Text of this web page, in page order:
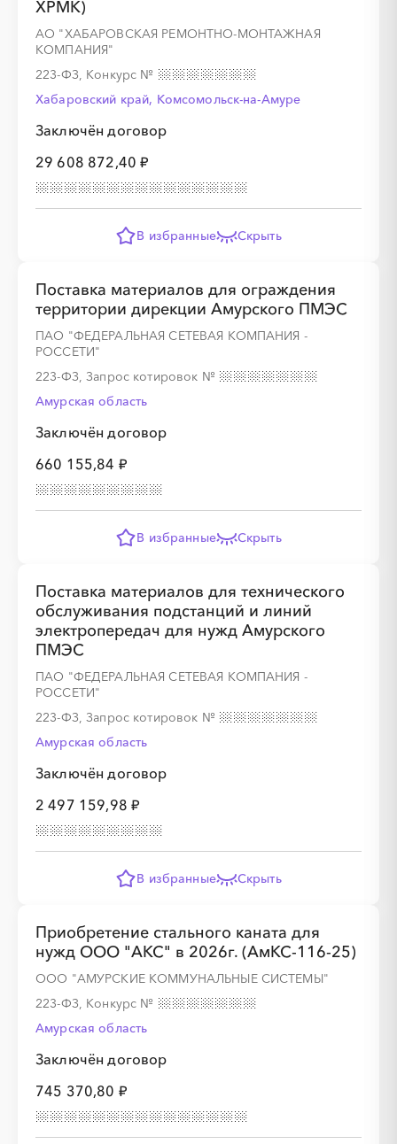
ХРМК)
АО "ХАБАРОВСКАЯ РЕМОНТНО-МОНТАЖНАЯ
КОМПАНИЯ"
223-ФЗ, Конкурс №
Хабаровский край, Комсомольск-на-Амуре
Заключён договор
29 608 872,40 ₽
В избранные Скрыть
Поставка материалов для ограждения
территории дирекции Амурского ПМЭС
ПАО "ФЕДЕРАЛЬНАЯ СЕТЕВАЯ КОМПАНИЯ -
РОССЕТИ"
223-ФЗ, Запрос котировок №
Амурская область
Заключён договор
660 155,84 ₽
В избранные Скрыть
Поставка материалов для технического
обслуживания подстанций и линий
электропередач для нужд Амурского
ПМЭС
ПАО "ФЕДЕРАЛЬНАЯ СЕТЕВАЯ КОМПАНИЯ -
РОССЕТИ"
223-ФЗ, Запрос котировок №
Амурская область
Заключён договор
2 497 159,98 ₽
В избранные Скрыть
Приобретение стального каната для
нужд ООО "АКС" в 2026г. (АмКС-116-25)
ООО "АМУРСКИЕ КОММУНАЛЬНЫЕ СИСТЕМЫ"
223-ФЗ, Конкурс №
Амурская область
Заключён договор
745 370,80 ₽
░░░ ░░ ░ ░░ ░ ░░
░ ░ ░ ░░
░
░
░
░
░
░
░
░
░
░
░
░
░
░░░░░░░
░
░░░░░ ░ ░
░
░
░
░
░
░
░